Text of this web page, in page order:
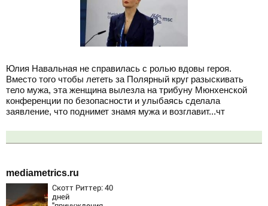
Юлия Навальная не справилась с ролью вдовы героя.
Вместо того чтобы лететь за Полярный круг разыскивать
тело мужа, эта женщина вылезла на трибуну Мюнхенской
конференции по безопасности и улыбаясь сделала
заявление, что поднимет знамя мужа и возглавит...чт
mediametrics.ru
Скотт Риттер: 40
дней